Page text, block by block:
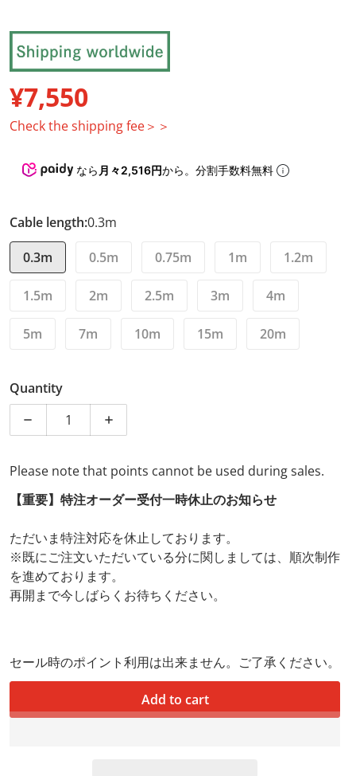
¥7,550
Check the shipping fee＞＞
なら 月々2,516円から。分割手数料無料
Cable length:0.3m
0.3m
0.5m 0.75m 1m 1.2m
1.5m 2m 2.5m 3m 4m
5m 7m 10m 15m 20m
Quantity
Decrease quantity for MOGAMI 2549 XLR
Increase quantity for MOGAMI 2549
Please note that points cannot be used during sales.
【重要】特注オーダー受付一時休止のお知らせ
ただいま特注対応を休止しております。
※既にご注文いただいている分に関しましては、順次制作
を進めております。
再開まで今しばらくお待ちください。
セール時のポイント利用は出来ません。ご了承ください。
Add to cart